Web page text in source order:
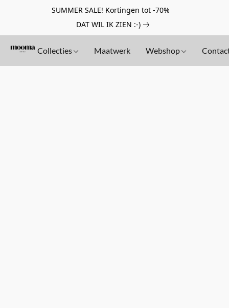
SUMMER SALE! Kortingen tot -70%
DAT WIL IK ZIEN :-)
Collecties Maatwerk Webshop